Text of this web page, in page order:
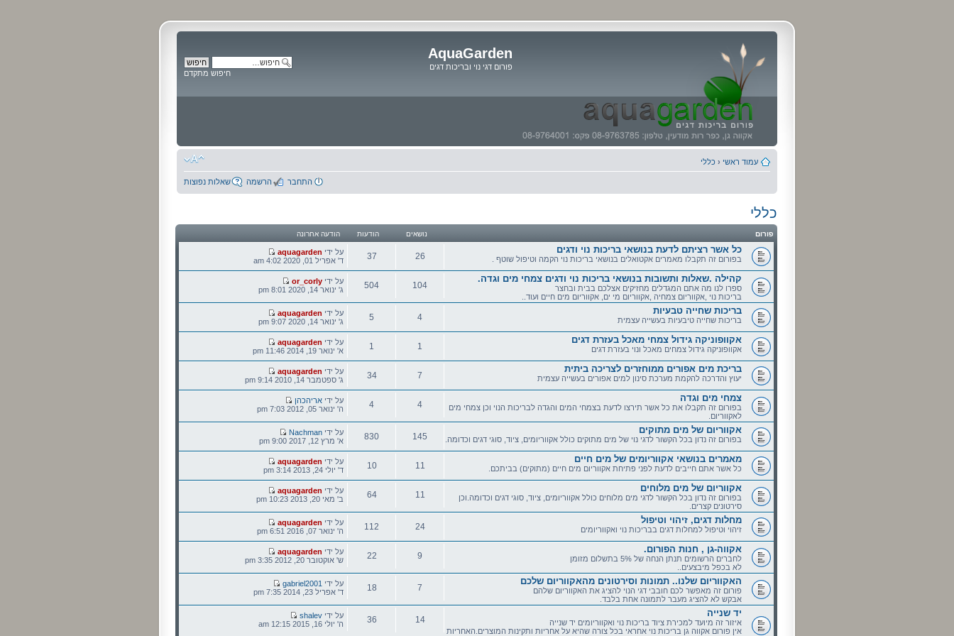
AquaGarden
פורום דגי נוי ובריכות דגים
לתוכן
חיפוש מתקדם
עמוד ראשי ‹ כללי
שאלות נפוצות הרשמה התחבר
כללי
פורום נושאים הודעות הודעה אחרונה
כל אשר רציתם לדעת בנושאי בריכות נוי ודגים
בפורום זה תקבלו מאמרים אקטואלים בנושאי בריכות נוי הקמה וטיפול שוטף .
26
37
הודעה
אחרונה
על ידי aquagarden
ד' אפריל 01, 2020 4:02 am
קהילה .שאלות ותשובות בנושאי בריכות נוי ודגים צמחי מים וגדה.
ספרו לנו מה אתם המגדלים מחזיקים אצלכם בבית ובחצר
בריכות נוי ,אקווריום צמחיה ,אקווריום מי ים, אקווריום מים חיים ועוד..
104
נושאים
504
הודעות
הודעה
אחרונה
על ידי or_corly
ג' ינואר 14, 2020 8:01 pm
בריכות שחייה טבעיות
בריכות שחייה טיבעיות בעשייה עצמית
4
5
הודעה
אחרונה
על ידי aquagarden
ג' ינואר 14, 2020 9:07 pm
אקוופוניקה גידול צמחי מאכל בעזרת דגים
אקוופוניקה גידול צמחים מאכל ונוי בעזרת דגים
1
1
הודעה
אחרונה
על ידי aquagarden
א' ינואר 19, 2014 11:46 pm
בריכת מים אפורים ממוחזרים לצריכה ביתית
יעוץ והדרכה להקמת מערכת סינון למים אפורים בעשייה עצמית
7
34
הודעה
אחרונה
על ידי aquagarden
ג' ספטמבר 14, 2010 9:14 pm
צמחי מים וגדה
בפורום זה תקבלו את כל אשר תירצו לדעת בצמחי המים והגדה לבריכות הנוי וכן צמחי מים
לאקווריום.
4
נושאים
4
הודעות
הודעה
אחרונה
על ידי אריהכהן
ה' ינואר 05, 2012 7:03 pm
אקווריום של מים מתוקים
בפורום זה נדון בכל הקשור לדגי נוי של מים מתוקים כולל אקווריומים, ציוד, סוגי דגים וכדומה.
145
830
הודעה
אחרונה
על ידי Nachman
א' מרץ 12, 2017 9:00 pm
מאמרים בנושאי אקווריומים של מים חיים
כל אשר אתם חייבים לדעת לפני פתיחת אקווריום מים חיים (מתוקים) בביתכם.
11
10
הודעה
אחרונה
על ידי aquagarden
ד' יולי 24, 2013 3:14 pm
אקווריום של מים מלוחים
בפורום זה נדון בכל הקשור לדגי מים מלוחים כולל אקווריומים, ציוד, סוגי דגים וכדומה.וכן
סירטונים קצרים.
11
נושאים
64
הודעות
הודעה
אחרונה
על ידי aquagarden
ב' מאי 20, 2013 10:23 pm
מחלות דגים, זיהוי וטיפול
זיהוי וטיפול למחלות דגים בבריכות נוי ואקווריומים
24
112
הודעה
אחרונה
על ידי aquagarden
ה' ינואר 07, 2016 6:51 pm
אקווה-גן , חנות הפורום.
לחברים הרשומים תנתן הנחה של 5% בתשלום מזומן
לא בכפל מיבצעים..
9
נושאים
22
הודעות
הודעה
אחרונה
על ידי aquagarden
ש' אוקטובר 20, 2012 3:35 pm
האקווריום שלנו.. תמונות וסירטונים מהאקווריום שלכם
פורום זה מאפשר לכם חובבי דגי הנוי להציג את האקווריום שלהם
אבקש לא להציג מעבר לתמונה אחת בלבד.
7
נושאים
18
הודעות
הודעה
אחרונה
על ידי gabriel2001
ד' אפריל 23, 2014 7:35 pm
יד שנייה
איזור זה מיועד למכירת ציוד בריכות נוי ואקווריומים יד שנייה
אין פורום אקווה גן בריכות נוי אחראי בכל צורה שהיא על אחריות ותקינות המוצרים.האחריות
14
36
הודעה
אחרונה
על ידי shalev
ה' יולי 16, 2015 12:15 am